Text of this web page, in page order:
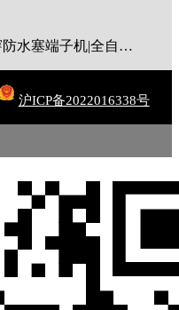
全自动穿胶壳端子机|全自动穿防水塞端子机|全自动穿热缩管端子机|全自动穿护套端子机|全自动穿号码管端子机|全自动端子机|全自动穿防水栓端子机|端子压着机|端子压接机|静音端子机|多芯线端子机|护套线端子机|全自动排线端子机|新能源大平方压接机|电脑剥线机|自动剥线机|裁线机|剥线机
沪ICP备2022016338号